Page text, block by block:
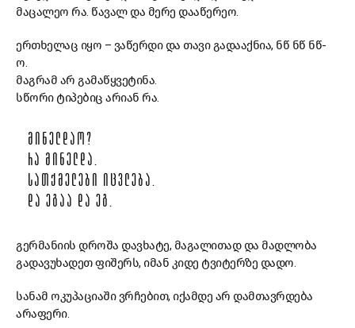
მაცალეო რა. წავალ და მერე დააწერეო.
ერთხელაც იყო – ვაწერდი და თავი გადააქნია, ნწ ნწ ნწ-
ო.
მაგრამ არ გამაწყვეტინა.
სწორი ტიპებიც არიან რა.
ᲛᲘᲜᲔᲚᲓᲐᲝ?
ᲠᲐ ᲛᲘᲜᲔᲚᲓᲐ.
ᲡᲐᲗᲥᲛᲔᲚᲔᲑᲘ ᲘᲪᲕᲚᲔᲑᲐ.
ᲓᲐ ᲔᲒᲐᲐ ᲓᲐ ᲔᲒ.
გერმანიის დროშა დავხატე, მაგალითად და მადლობა
გადავუხადეთ ფიშერს, იმან კიდე ტვიტერზე დადო.
სანამ ოკუპაციაში ვრჩებით, იქამდე არ დამთავრდება
არაფერი.